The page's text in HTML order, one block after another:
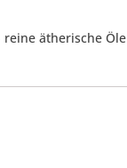
reine ätherische Öle